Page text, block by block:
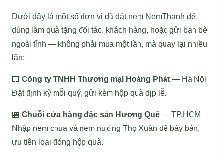
Dưới đây là một số đơn vị đã đặt nem NemThanh để
dùng làm quà tặng đối tác, khách hàng, hoặc gửi bạn bè
ngoài tỉnh — không phải mua một lần, mà quay lại nhiều
lần:
🏢 Công ty TNHH Thương mại Hoàng Phát — Hà Nội
Đặt định kỳ mỗi quý, gửi kèm hộp quà dịp lễ.
🏪 Chuỗi cửa hàng đặc sản Hương Quê — TP.HCM
Nhập nem chua và nem nướng Thọ Xuân để bày bán,
ưu tiên loại đóng hộp quà.